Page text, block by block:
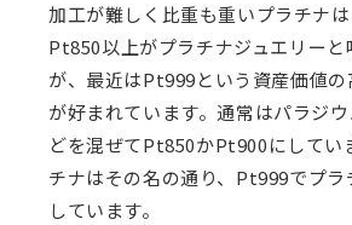
加工が難しく比重も重いプラチナ
Pt850以上がプラチナジュエリー
が、最近はPt999という資産価値
が好まれています。通常はパラジ
どを混ぜてPt850かPt900にしてい
チナはその名の通り、 Pt999でプラ
しています。